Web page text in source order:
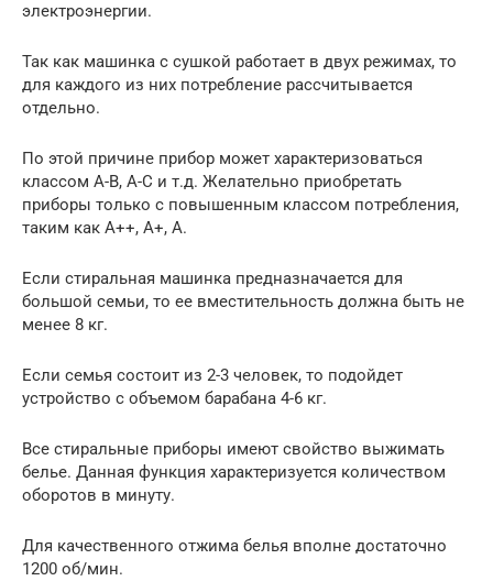
электроэнергии.
Так как машинка с сушкой работает в двух режимах, то
для каждого из них потребление рассчитывается
отдельно.
По этой причине прибор может характеризоваться
классом А-В, А-С и т.д. Желательно приобретать
приборы только с повышенным классом потребления,
таким как А++, А+, А.
Если стиральная машинка предназначается для
большой семьи, то ее вместительность должна быть не
менее 8 кг.
Если семья состоит из 2-3 человек, то подойдет
устройство с объемом барабана 4-6 кг.
Все стиральные приборы имеют свойство выжимать
белье. Данная функция характеризуется количеством
оборотов в минуту.
Для качественного отжима белья вполне достаточно
1200 об/мин.